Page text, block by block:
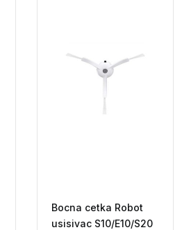
Bocna cetka Robot
usisivac S10/E10/S20